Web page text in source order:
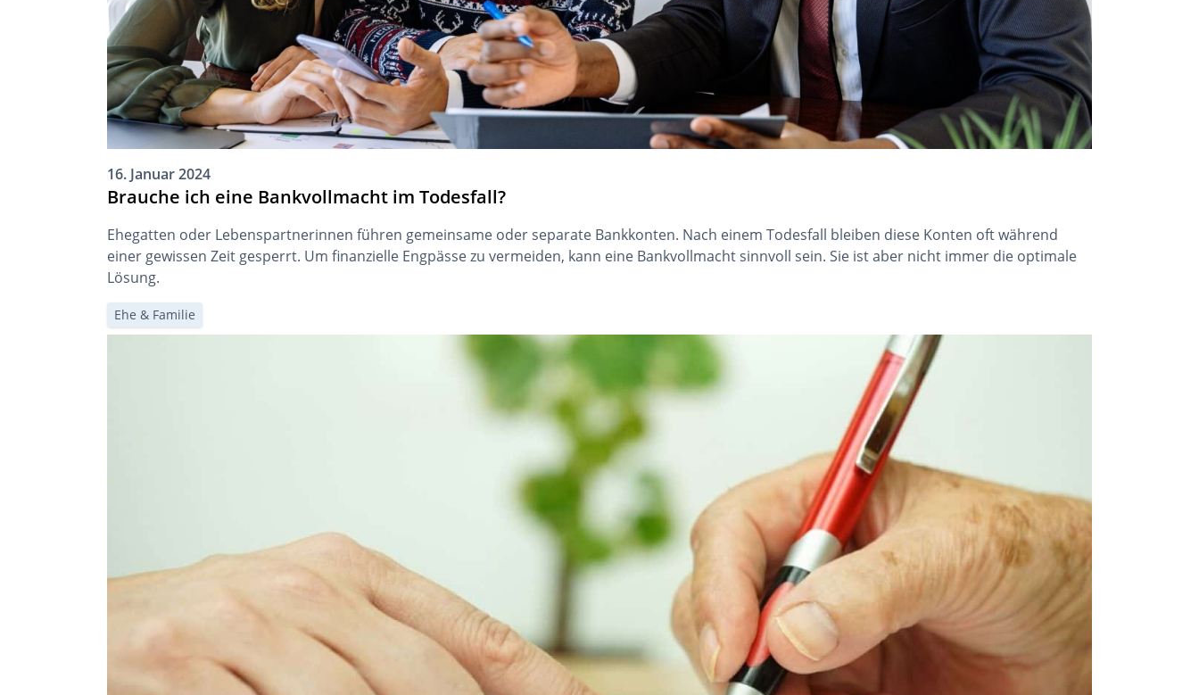
16. Januar 2024
Brauche ich eine Bankvollmacht im Todesfall?
Ehegatten oder Lebenspartnerinnen führen gemeinsame oder separate Bankkonten. Nach einem Todesfall bleiben diese Konten oft während
einer gewissen Zeit gesperrt. Um finanzielle Engpässe zu vermeiden, kann eine Bankvollmacht sinnvoll sein. Sie ist aber nicht immer die optimale
Lösung.
Ehe & Familie